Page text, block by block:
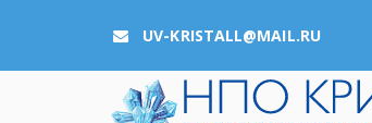
UV-KRISTALL@MAIL.RU